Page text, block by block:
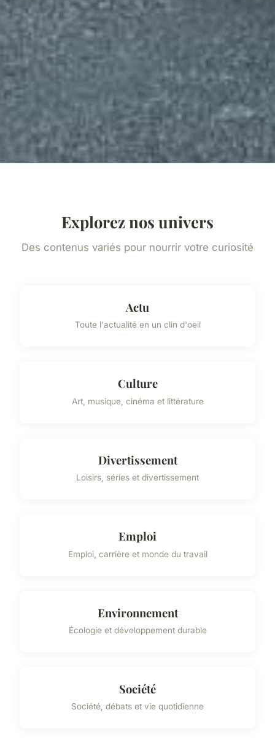
Explorez nos univers
Des contenus variés pour nourrir votre curiosité
Actu
Toute l'actualité en un clin d'oeil
Culture
Art, musique, cinéma et littérature
Divertissement
Loisirs, séries et divertissement
Emploi
Emploi, carrière et monde du travail
Environnement
Écologie et développement durable
Société
Société, débats et vie quotidienne